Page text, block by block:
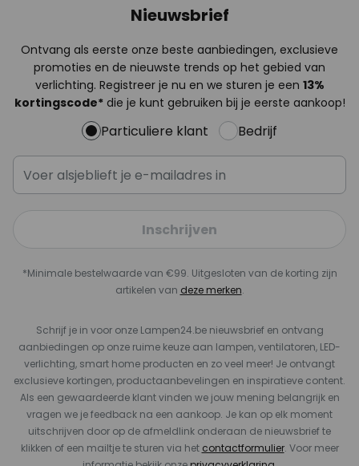
Nieuwsbrief
Ontvang als eerste onze beste aanbiedingen, exclusieve
promoties en de nieuwste trends op het gebied van
verlichting. Registreer je nu en we sturen je een 13%
kortingscode*die je kunt gebruiken bij je eerste aankoop!
Particuliere klant Bedrijf
Inschrijven
*Minimale bestelwaarde van €99. Uitgesloten van de korting zijn
artikelen van deze merken.
Schrijf je in voor onze Lampen24.be nieuwsbrief en ontvang
aanbiedingen op onze ruime keuze aan lampen, ventilatoren, LED-
verlichting, smart home producten en zo veel meer! Je ontvangt
exclusieve kortingen, productaanbevelingen en inspiratieve content.
Als een gewaardeerde klant vinden we jouw mening belangrijk en
vragen we je feedback na een aankoop. Je kan op elk moment
uitschrijven door op de afmeldlink onderaan de nieuwsbrief te
klikken of een mailtje te sturen via het contactformulier. Voor meer